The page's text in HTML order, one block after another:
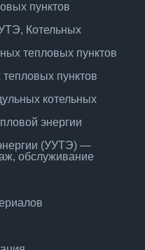
пунктов
Котельных
тепловых пунктов
пунктов
котельных
энергии
(УУТЭ) —
обслуживание